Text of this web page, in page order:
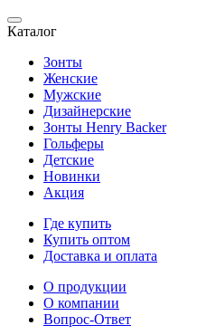
Каталог
Зонты
Женские
Мужские
Дизайнерские
Зонты Henry Backer
Гольферы
Детские
Новинки
Акция
Где купить
Купить оптом
Доставка и оплата
О продукции
О компании
Вопрос-Ответ